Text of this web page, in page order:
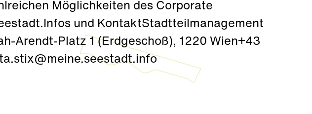
Möglichkeiten des Corporate
und KontaktStadtteilmanagement
Arendt-Platz 1 (Erdgeschoß), 1220 Wien+43